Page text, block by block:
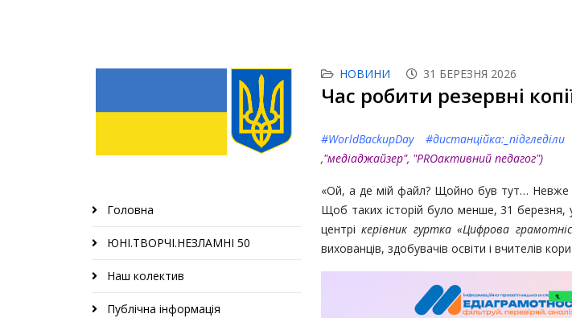
Головна
ЮНІ.ТВОРЧІ.НЕЗЛАМНІ 50
Наш колектив
Публічна інформація
НОВИНИ 31 БЕРЕЗНЯ 2026
Час робити резервні
#WorldBackupDay #дистанційка:_підгледіли
,"медіаджайзер", "PROактивний педагог")
«Ой, а де мій файл? Щойно був тут… Невже
Щоб таких історій було менше, 31 березня,
центрікерівник гуртка «Цифрова
вихованців, здобувачів освіти і вчителів